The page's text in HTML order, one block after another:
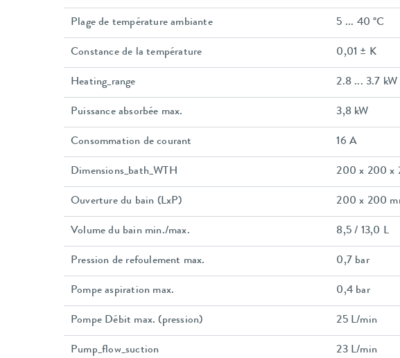
Plage de température ambiante 5 ... 40 °C
Constance de la température 0,01 ± K
Heating_range 2.8 ... 3.7 kW
Puissance absorbée max. 3,8 kW
Consommation de courant 16 A
Dimensions_bath_WTH 200 x 200 x
Ouverture du bain (LxP) 200 x 200
Volume du bain min./max. 8,5 / 13,0 L
Pression de refoulement max. 0,7 bar
Pompe aspiration max. 0,4 bar
Pompe Débit max. (pression) 25 L/min
Pump_flow_suction 23 L/min